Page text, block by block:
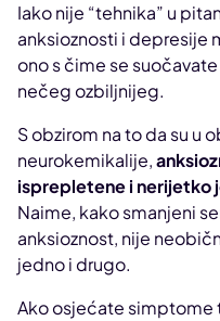
Iako nije “tehnika” u
anksioznosti i depresije
ono s čime se
nečeg ozbiljnijeg.
S obzirom na to da su u
neurokemikalije,
isprepletene i nerijetko
Naime, kako smanjeni
anksioznost, nije
jedno i drugo.
Ako osjećate simptome